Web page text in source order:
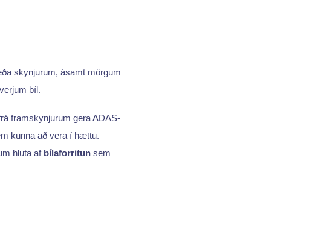
skynjurum, ásamt mörgum
bíl.
framskynjurum gera ADAS-
kunna að vera í hættu.
hluta af bílaforritunsem